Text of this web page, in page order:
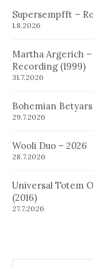
Supersempfft –
1.8.2026
Martha Argerich
Recording (1999)
31.7.2026
Bohemian
29.7.2026
Wooli Duo – 2026
28.7.2026
Universal Totem
(2016)
27.7.2026